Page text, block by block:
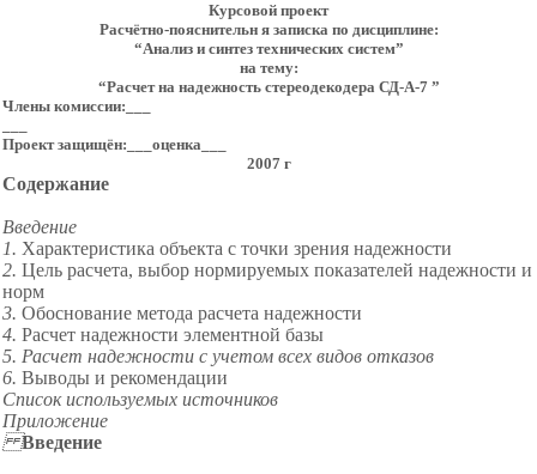
Курсовой проект
Расчётно-пояснительн я записка по дисциплине:
“Анализ и синтез технических систем”
на тему:
“Расчет на надежность стереодекодера СД-А-7 ”
Члены комиссии:___
Проект защищён:___оценка___
2007 г
Содержание
Введение
1. Характеристика объекта с точки зрения надежности
2. Цель расчета, выбор нормируемых показателей надежности и
норм
3. Обоснование метода расчета надежности
4. Расчет надежности элементной базы
5. Расчет надежности с учетом всех видов отказов
6. Выводы и рекомендации
Список используемых источников
Приложение
Введение